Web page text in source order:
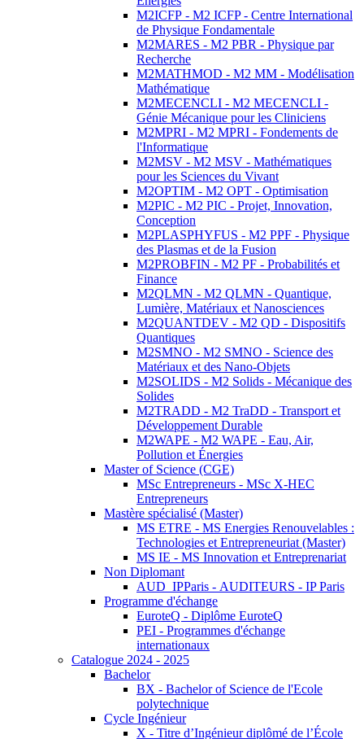
M2ICFP - M2 ICFP - Centre International
de Physique Fondamentale
M2MARES - M2 PBR - Physique par
Recherche
M2MATHMOD - M2 MM - Modélisation
Mathématique
M2MECENCLI - M2 MECENCLI -
Génie Mécanique pour les Cliniciens
M2MPRI - M2 MPRI - Fondements de
l'Informatique
M2MSV - M2 MSV - Mathématiques
pour les Sciences du Vivant
M2OPTIM - M2 OPT - Optimisation
M2PIC - M2 PIC - Projet, Innovation,
Conception
M2PLASPHYFUS - M2 PPF - Physique
des Plasmas et de la Fusion
M2PROBFIN - M2 PF - Probabilités et
Finance
M2QLMN - M2 QLMN - Quantique,
Lumière, Matériaux et Nanosciences
M2QUANTDEV - M2 QD - Dispositifs
Quantiques
M2SMNO - M2 SMNO - Science des
Matériaux et des Nano-Objets
M2SOLIDS - M2 Solids - Mécanique des
Solides
M2TRADD - M2 TraDD - Transport et
Développement Durable
M2WAPE - M2 WAPE - Eau, Air,
Pollution et Énergies
Master of Science (CGE)
MSc Entrepreneurs - MSc X-HEC
Entrepreneurs
Mastère spécialisé (Master)
MS ETRE - MS Energies Renouvelables :
Technologies et Entrepreneuriat (Master)
MS IE - MS Innovation et Entreprenariat
Non Diplomant
AUD_IPParis - AUDITEURS - IP Paris
Programme d'échange
EuroteQ - Diplôme EuroteQ
PEI - Programmes d'échange
internationaux
Catalogue 2024 - 2025
Bachelor
BX - Bachelor of Science de l'Ecole
polytechnique
Cycle Ingénieur
X - Titre d’Ingénieur diplômé de l’École